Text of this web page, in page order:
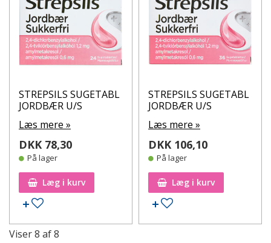
STREPSILS SUGETABL
JORDBÆR U/S
Læs mere »
DKK 78,30
På lager
Læg i kurv
Tilføj til ønskeseddel
STREPSILS SUGETABL
JORDBÆR U/S
Læs mere »
DKK 106,10
På lager
Læg i kurv
Tilføj til ønskeseddel
Viser8 af8